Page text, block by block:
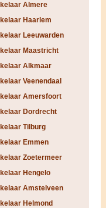
Almere
Haarlem
Leeuwarden
Maastricht
Alkmaar
Veenendaal
Amersfoort
Dordrecht
Tilburg
Emmen
Zoetermeer
Hengelo
Amstelveen
Helmond